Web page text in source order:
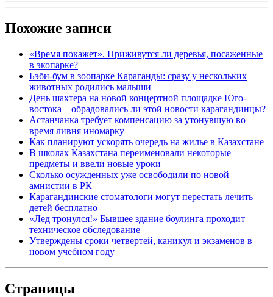
Похожие записи
«Время покажет». Приживутся ли деревья, посаженные
в экопарке?
Бэби-бум в зоопарке Караганды: сразу у нескольких
животных родились малыши
День шахтера на новой концертной площадке Юго-
востока – обрадовались ли этой новости карагандинцы?
Астанчанка требует компенсацию за утонувшую во
время ливня иномарку
Как планируют ускорять очередь на жилье в Казахстане
В школах Казахстана переименовали некоторые
предметы и ввели новые уроки
Сколько осужденных уже освободили по новой
амнистии в РК
Карагандинские стоматологи могут перестать лечить
детей бесплатно
«Лед тронулся!» Бывшее здание боулинга проходит
техническое обследование
Утверждены сроки четвертей, каникул и экзаменов в
новом учебном году
Страницы